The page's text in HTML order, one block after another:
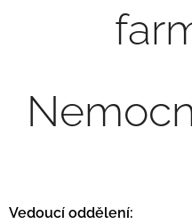
Vedoucí oddělení: